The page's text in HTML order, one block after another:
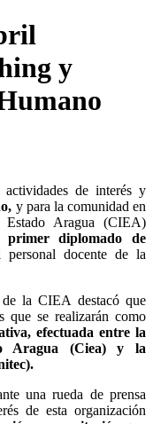
y
de interés y
y para la comunidad en
Estado Aragua (CIEA)
diplomado de
docente de la
la CIEA destacó que
que se realizarán como
efectuada entre la
Aragua (Ciea) y la
una rueda de prensa
de esta organización